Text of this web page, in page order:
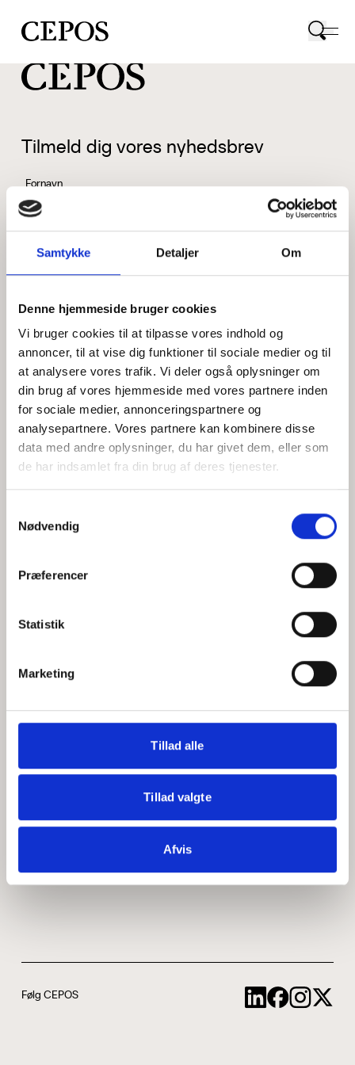
Samtykke Detaljer Om
Denne hjemmeside bruger cookies
Vi bruger cookies til at tilpasse vores indhold og
annoncer, til at vise dig funktioner til sociale medier og til
at analysere vores trafik. Vi deler også oplysninger om
din brug af vores hjemmeside med vores partnere inden
for sociale medier, annonceringspartnere og
analysepartnere. Vores partnere kan kombinere disse
data med andre oplysninger, du har givet dem, eller som
de har indsamlet fra din brug af deres tjenester.
Nødvendig
Præferencer
Statistik
Marketing
Tillad alle
Tillad valgte
Afvis
CEPOS logo
Tilmeld dig vores nyhedsbrev
Fornavn
Efternavn
Jeg accepterer behandlingen af mine personoplysninger i
henhold tilprivatlivspolitikken
Hvem er CEPOS
Medarbejdere
ABCepos
Podcast
Følg CEPOS